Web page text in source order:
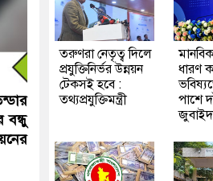
বন্ধু
তরুণরা নেতৃত্ব দিলে
প্রযুক্তিনির্ভর উন্নয়ন
টেকসই হবে :
তথ্যপ্রযুক্তিমন্ত্রী
ধারণ
পাশে